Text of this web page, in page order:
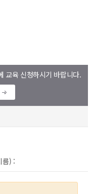
교육 신청하시기 바랍니다.
) :